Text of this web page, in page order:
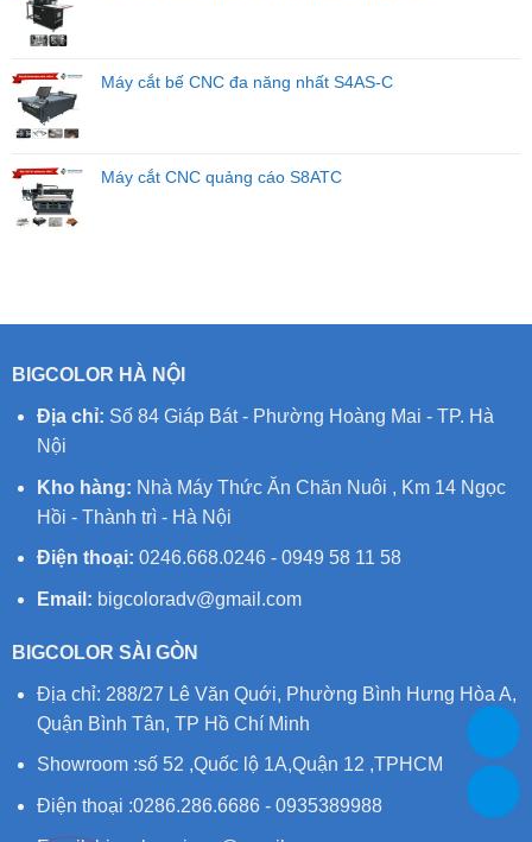
Máy cắt bế CNC đa năng nhất S4AS-C
Máy cắt CNC quảng cáo S8ATC
BIGCOLOR HÀ NỘI
Địa chỉ: Số 84 Giáp Bát - Phường Hoàng Mai - TP. Hà
Nội
Kho hàng: Nhà Máy Thức Ăn Chăn Nuôi , Km 14 Ngọc
Hồi - Thành trì - Hà Nội
Điện thoại: 0246.668.0246 - 0949 58 11 58
Email: bigcoloradv@gmail.com
BIGCOLOR SÀI GÒN
Địa chỉ: 288/27 Lê Văn Quới, Phường Bình Hưng Hòa A,
Quận Bình Tân, TP Hồ Chí Minh
Showroom :số 52 ,Quốc lộ 1A,Quận 12 ,TPHCM
Điện thoại :0286.286.6686 - 0935389988